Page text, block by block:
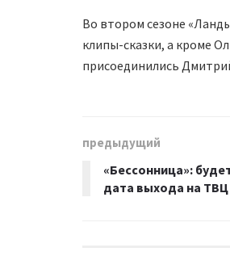
Во втором сезоне
клипы-сказки, а кроме
присоединились
предыдущий
«Бессонница»:
дата выхода на ТВЦ